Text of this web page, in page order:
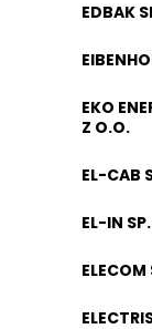
EDBAK
EKO
Z O.O.
EL-CAB
EL-IN
ELECOM